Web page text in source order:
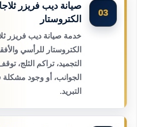
03
صيانة ديب فريزر
الكتروستار
خدمة صيانة ديب فريزر
الكتروستار للرأسي
التجميد، تراكم الثلج،
الجوانب، أو وجود مشكلة
التبريد.